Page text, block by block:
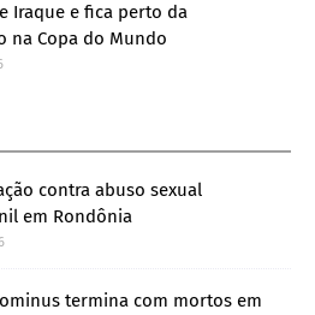
Iraque e fica perto da
na Copa do Mundo
contra abuso sexual
em Rondônia
termina com mortos em